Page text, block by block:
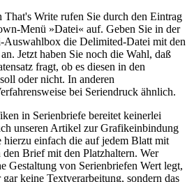
Write rufen Sie durch den Eintrag
Menü »Datei« auf. Geben Sie in der
Auswahlbox die Delimited-Datei mit den
Jetzt haben Sie noch die Wahl, daß
fragt, ob es diesen in den
oder nicht. In anderen
bei Seriendruck ähnlich.
in Serienbriefe bereitet keinerlei
unseren Artikel zur Grafikeinbindung
einfach die auf jedem Blatt mit
Brief mit den Platzhaltern. Wer
Gestaltung von Serienbriefen Wert legt,
keine Textverarbeitung, sondern das